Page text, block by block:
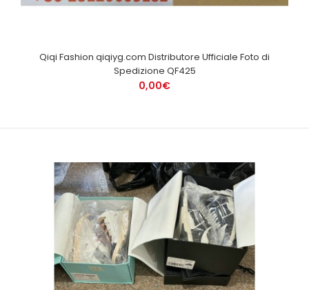
Qiqi Fashion qiqiyg.com Distributore Ufficiale Foto di
Spedizione QF425
0,00€